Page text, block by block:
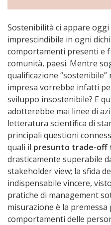
Sostenibilità ci appare oggi
imprescindibile in ogni
comportamenti presenti e
comunità, paesi. Mentre
qualificazione
impresa vorrebbe infatti
sviluppo insostenibile? E
adotterebbe mai linee di
letteratura scientifica di
principali questioni
quali il presunto trade-off
drasticamente superabile
stakeholder view; la sfida
indispensabile vincere,
pratiche di management
misurazione è la
comportamenti delle